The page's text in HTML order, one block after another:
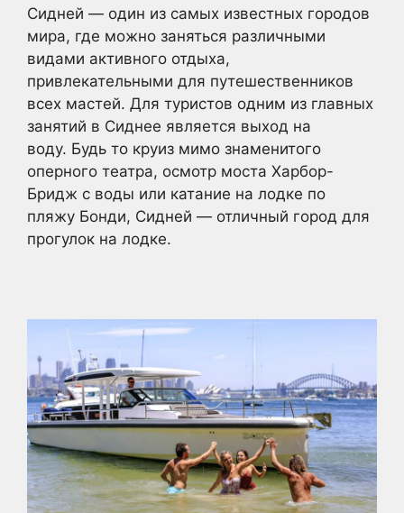
Сидней — один из самых известных городов
мира, где можно заняться различными
видами активного отдыха,
привлекательными для путешественников
всех мастей. Для туристов одним из главных
занятий в Сиднее является выход на
воду. Будь то круиз мимо знаменитого
оперного театра, осмотр моста Харбор-
Бридж с воды или катание на лодке по
пляжу Бонди, Сидней — отличный город для
прогулок на лодке.